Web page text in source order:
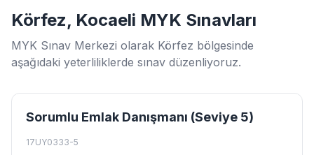
Körfez, Kocaeli MYK Sınavları
MYK Sınav Merkezi olarak Körfez bölgesinde
aşağıdaki yeterliliklerde sınav düzenliyoruz.
Sorumlu Emlak Danışmanı (Seviye 5)
17UY0333-5